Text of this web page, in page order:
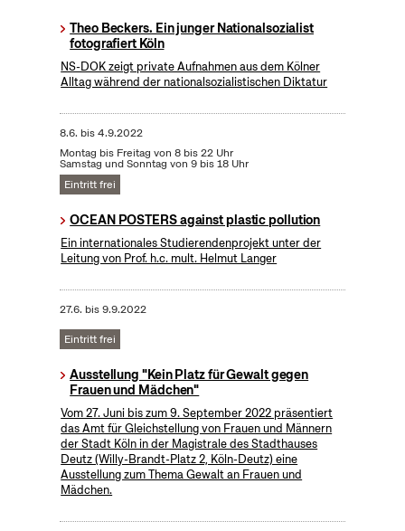
Theo Beckers. Ein junger Nationalsozialist
fotografiert Köln
NS-DOK zeigt private Aufnahmen aus dem Kölner
Alltag während der nationalsozialistischen Diktatur
8.6. bis4.9.2022
Montag bis Freitag von 8 bis 22 Uhr
Samstag und Sonntag von 9 bis 18 Uhr
Eintritt frei
OCEAN POSTERS against plastic pollution
Ein internationales Studierendenprojekt unter der
Leitung von Prof. h.c. mult. Helmut Langer
27.6. bis9.9.2022
Eintritt frei
Ausstellung "Kein Platz für Gewalt gegen
Frauen und Mädchen"
Vom 27. Juni bis zum 9. September 2022 präsentiert
das Amt für Gleichstellung von Frauen und Männern
der Stadt Köln in der Magistrale des Stadthauses
Deutz (Willy-Brandt-Platz 2, Köln-Deutz) eine
Ausstellung zum Thema Gewalt an Frauen und
Mädchen.